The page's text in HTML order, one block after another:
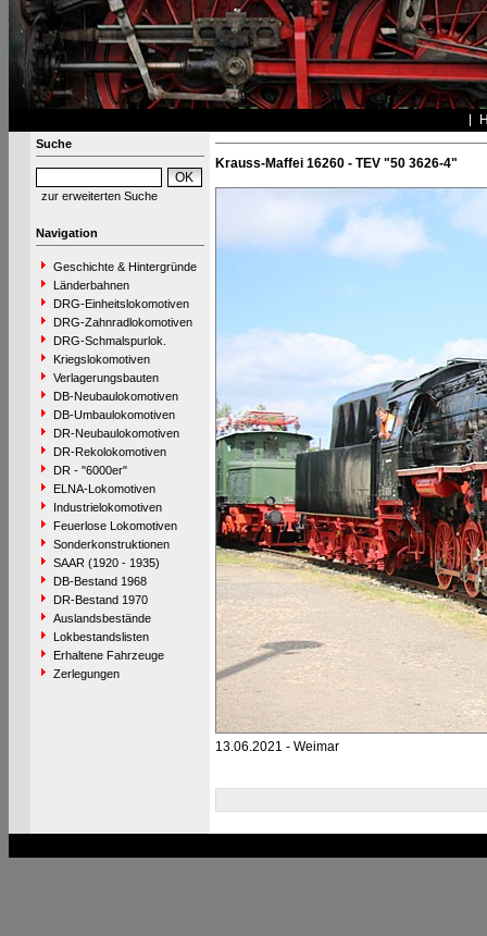
Suche
zur erweiterten Suche
Navigation
Geschichte & Hintergründe
Länderbahnen
DRG-Einheitslokomotiven
DRG-Zahnradlokomotiven
DRG-Schmalspurlok.
Kriegslokomotiven
Verlagerungsbauten
DB-Neubaulokomotiven
DB-Umbaulokomotiven
DR-Neubaulokomotiven
DR-Rekolokomotiven
DR - "6000er"
ELNA-Lokomotiven
Industrielokomotiven
Feuerlose Lokomotiven
Sonderkonstruktionen
SAAR (1920 - 1935)
DB-Bestand 1968
DR-Bestand 1970
Auslandsbestände
Lokbestandslisten
Erhaltene Fahrzeuge
Zerlegungen
Krauss-Maffei 16260 - TEV "50 3626-4"
13.06.2021 - Weimar